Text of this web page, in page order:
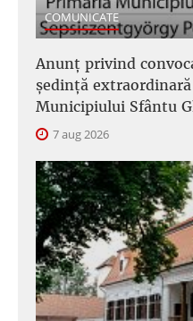
COMUNICATE
Anunţ privind
şedinţă
Municipiului Sfântu
7 aug 2026